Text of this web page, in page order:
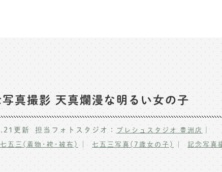
真撮影 天真爛漫な明るい女の子
更新 担当フォトスタジオ： プレシュスタジオ 豊洲店 ｜
五三(着物･袴･被布) 七五三写真(7歳女の子) 記念写真